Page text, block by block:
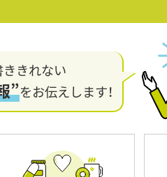
きれない
”をお伝えします！